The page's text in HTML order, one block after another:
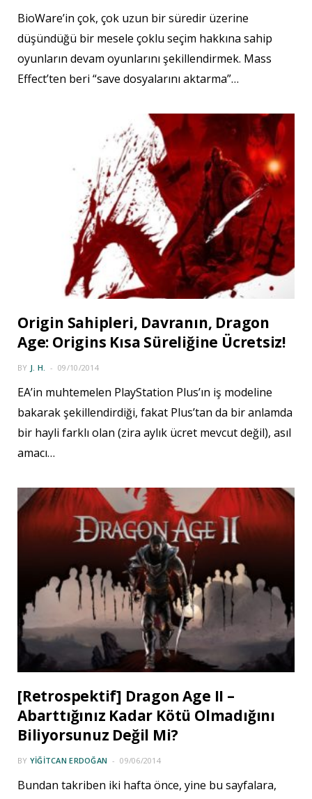
BioWare’in çok, çok uzun bir süredir üzerine
düşündüğü bir mesele çoklu seçim hakkına sahip
oyunların devam oyunlarını şekillendirmek. Mass
Effect’ten beri “save dosyalarını aktarma”…
Origin Sahipleri, Davranın, Dragon
Age: Origins Kısa Süreliğine Ücretsiz!
BY J. H. 09/10/2014
EA’in muhtemelen PlayStation Plus’ın iş modeline
bakarak şekillendirdiği, fakat Plus’tan da bir anlamda
bir hayli farklı olan (zira aylık ücret mevcut değil), asıl
amacı…
[Retrospektif] Dragon Age II –
Abarttığınız Kadar Kötü Olmadığını
Biliyorsunuz Değil Mi?
BY YIĞITCAN ERDOĞAN 09/06/2014
Bundan takriben iki hafta önce, yine bu sayfalara,